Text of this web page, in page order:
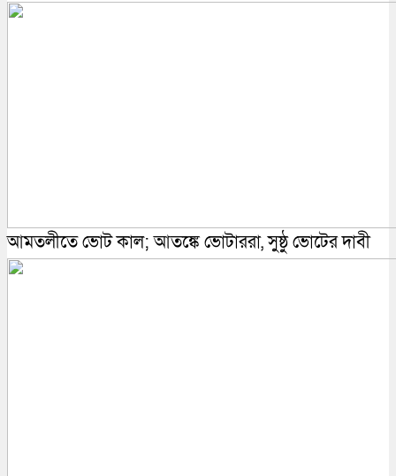
আমতলীতে ভোট কাল; আতঙ্কে ভোটাররা, সুষ্ঠু ভোটের দাবী